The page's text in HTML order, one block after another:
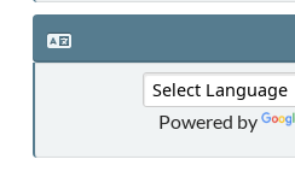
Powered by